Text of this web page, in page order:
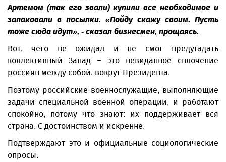
Артемом (так его звали) купили все необходимое и
запаковали в посылки. «Пойду скажу своим. Пусть
тоже сюда идут», - сказал бизнесмен, прощаясь.
Вот, чего не ожидал и не смог предугадать
коллективный Запад – это невиданное сплочение
россиян между собой, вокруг Президента.
Поэтому российские военнослужащие, выполняющие
задачи специальной военной операции, и работают
спокойно, потому что знают: их поддерживает вся
страна. С достоинством и искренне.
Подтверждают это и официальные социологические
опросы.